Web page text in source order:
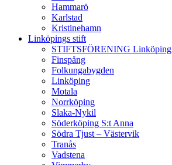
Hammarö
Karlstad
Kristinehamn
Linköpings stift
STIFTSFÖRENING Linköping
Finspång
Folkungabygden
Linköping
Motala
Norrköping
Slaka-Nykil
Söderköping S:t Anna
Södra Tjust – Västervik
Tranås
Vadstena